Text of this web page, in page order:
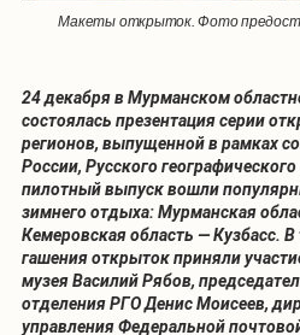
Макеты открыток. Фото
24 декабря в Мурманском
состоялась презентация серии
регионов, выпущенной в рамках
России, Русского
пилотный выпуск вошли
зимнего отдыха: Мурманская
Кемеровская область — Кузбасс.
гашения открыток приняли
музея Василий Рябов,
отделения РГО Денис Моисеев,
управления Федеральной